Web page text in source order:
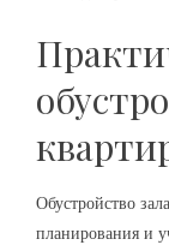
Обустройство
планирования и